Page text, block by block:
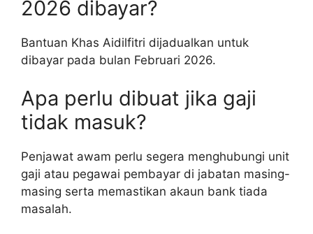
2026 dibayar?
Bantuan Khas Aidilfitri dijadualkan untuk
dibayar pada bulan Februari 2026.
Apa perlu dibuat jika gaji
tidak masuk?
Penjawat awam perlu segera menghubungi unit
gaji atau pegawai pembayar di jabatan masing-
masing serta memastikan akaun bank tiada
masalah.